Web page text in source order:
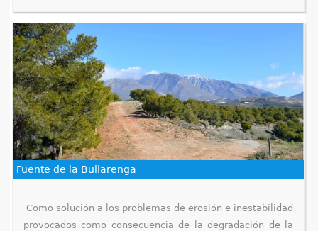
Fuente de la Bullarenga
Como solución a los problemas de erosión e inestabilidad
provocados como consecuencia de la degradación de la